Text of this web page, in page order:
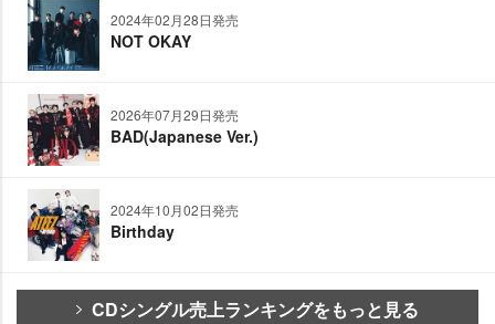
2024年02月28日発売
NOT OKAY
2026年07月29日発売
BAD(Japanese Ver.)
2024年10月02日発売
Birthday
CDシングル売上ランキングをもっと見る